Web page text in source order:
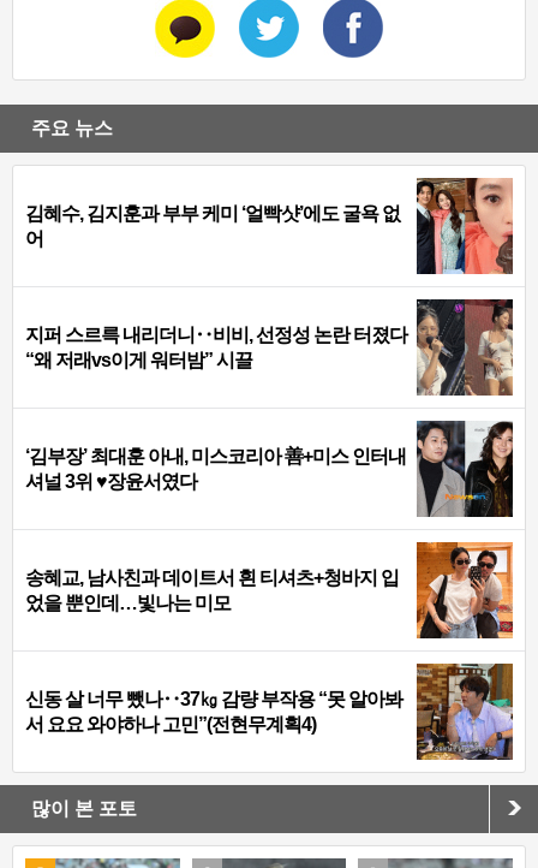
주요 뉴스
김혜수, 김지훈과 부부 케미 ‘얼빡샷’에도 굴욕 없
어
지퍼 스르륵 내리더니‥비비, 선정성 논란 터졌다
“왜 저래vs이게 워터밤” 시끌
‘김부장’ 최대훈 아내, 미스코리아 善+미스 인터내
셔널 3위 ♥장윤서였다
송혜교, 남사친과 데이트서 흰 티셔츠+청바지 입
었을 뿐인데…빛나는 미모
신동 살 너무 뺐나‥37㎏ 감량 부작용 “못 알아봐
서 요요 와야하나 고민”(전현무계획4)
많이 본 포토